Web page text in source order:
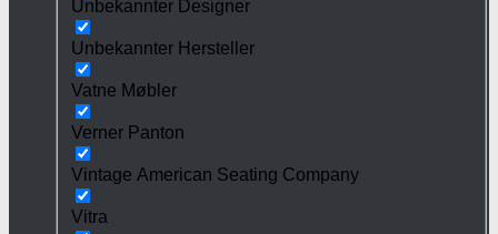
Unbekannter Designer
Unbekannter Hersteller
Vatne Møbler
Verner Panton
Vintage American Seating Company
Vitra